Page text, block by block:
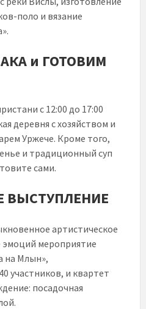
поло и вязание
и ГОТОВИМ
с 12:00 до 17:00
деревня с хозяйством и
Уржече. Кроме того,
и традиционный суп
сами.
ВЫСТУПЛЕНИЕ
артистическое
эмоций мероприятие
на Млын»,
участников, и квартет
посадочная